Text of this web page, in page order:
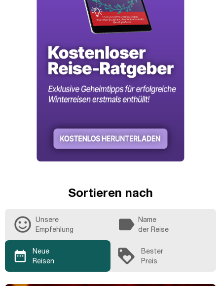
Sortieren nach
sentiment_satisfied_alt
Unsere
Empfehlung
label Name
der Reise
date_range
Neue
Reisen
loyalty
Bester
Preis